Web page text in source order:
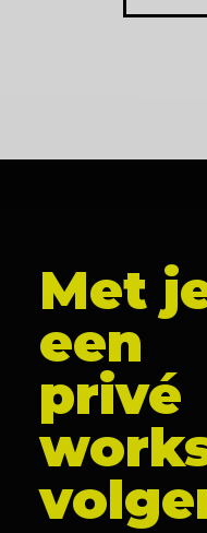
Met
een
privé